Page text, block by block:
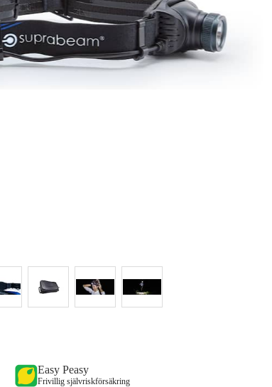
Easy Peasy
Frivillig självriskförsäkring